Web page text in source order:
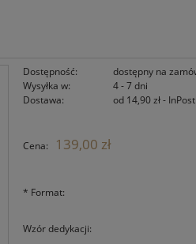
Dostępność:
dostępny na
Wysyłka w:
4 - 7 dni
Dostawa:
od 14,90 zł-
płatności
Cena: 139,00 zł
* Format:
Wzór dedykacji: